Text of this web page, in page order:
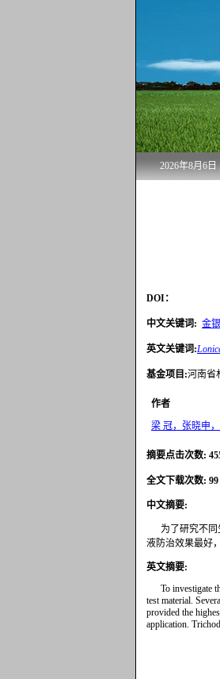
2026年8月6日
DOI：
中文关键词: 金
英文关键词:
基金项目 :河南省
作者
梁 冠，张晓申
摘要点击次数:
全文下载次数: 99
中文摘要:
为了研究不
液防治效果最好
英文摘要:
To investigate
test material.
provided the
application.